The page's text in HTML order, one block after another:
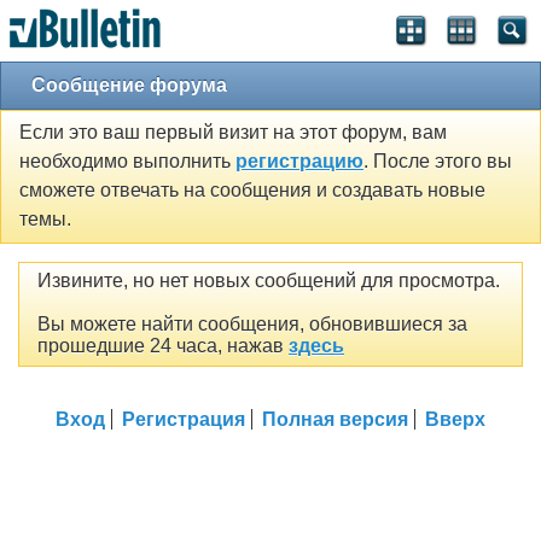
Сообщение форума
Если это ваш первый визит на этот форум, вам
необходимо выполнить регистрацию. После этого вы
сможете отвечать на сообщения и создавать новые
темы.
Извините, но нет новых сообщений для просмотра.
Вы можете найти сообщения, обновившиеся за
прошедшие 24 часа, нажав здесь
Вход Регистрация Полная версия Вверх